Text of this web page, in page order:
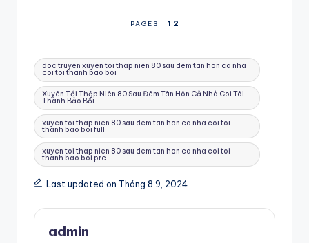
PAGES 1 2
Tags:
doc truyen xuyen toi thap nien 80 sau dem tan hon ca nha
coi toi thanh bao boi
Xuyên Tới Thập Niên 80 Sau Đêm Tân Hôn Cả Nhà Coi Tôi
Thành Bảo Bối
xuyen toi thap nien 80 sau dem tan hon ca nha coi toi
thanh bao boi full
xuyen toi thap nien 80 sau dem tan hon ca nha coi toi
thanh bao boi prc
Last updated on Tháng 8 9, 2024
admin